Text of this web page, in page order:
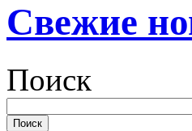
Свежие
Поиск